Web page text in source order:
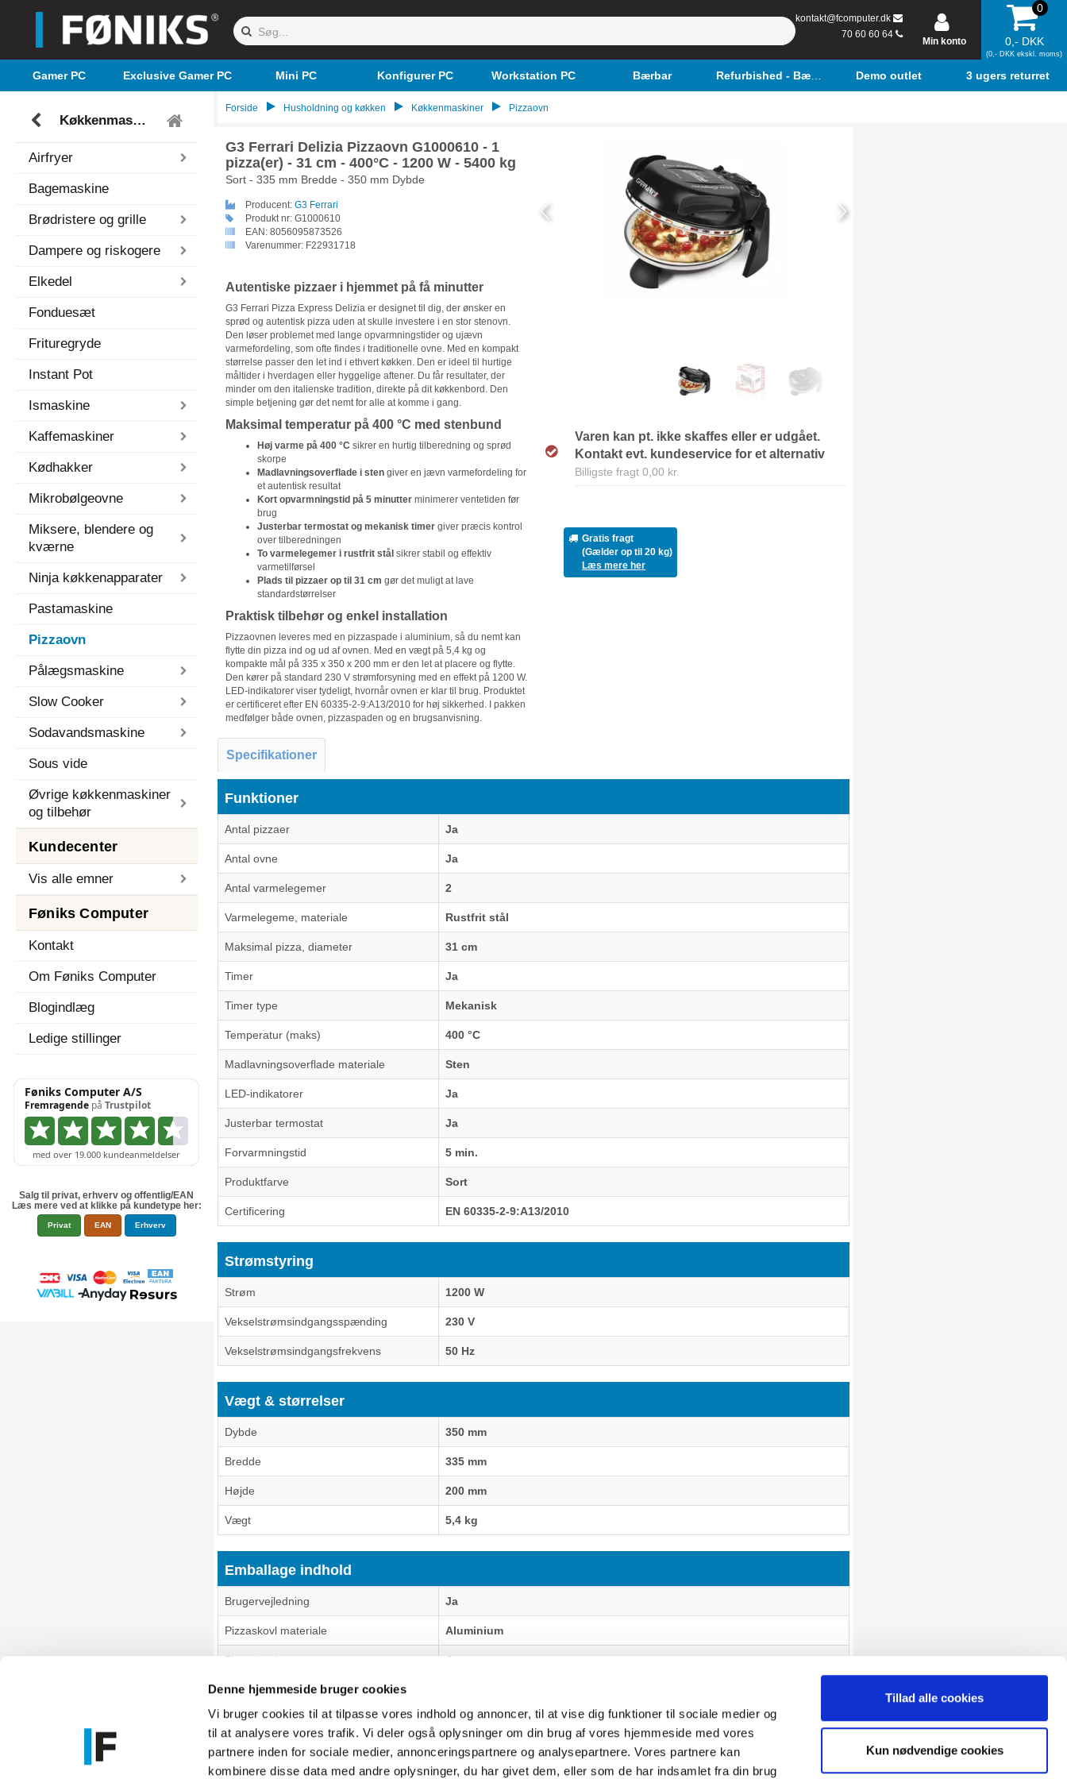
Denne hjemmeside bruger cookies
Vi bruger cookies til at tilpasse vores indhold og annoncer, til at vise dig funktioner til sociale medier og
til at analysere vores trafik. Vi deler også oplysninger om din brug af vores hjemmeside med vores
partnere inden for sociale medier, annonceringspartnere og analysepartnere. Vores partnere kan
kombinere disse data med andre oplysninger, du har givet dem, eller som de har indsamlet fra din brug
Tillad alle cookies
Kun nødvendige cookies
kontakt@fcomputer.dk
70 60 60 64
Min konto
0
0,- DKK
(0,- DKK ekskl. moms)
Gamer PC Exclusive Gamer PC Mini PC Konfigurer PC Workstation PC Bærbar Refurbished - Bærbar Demo outlet 3 ugers returret
Køkkenmaskiner
Airfryer
Bagemaskine
Brødristere og grille
Dampere og riskogere
Elkedel
Fonduesæt
Frituregryde
Instant Pot
Ismaskine
Kaffemaskiner
Kødhakker
Mikrobølgeovne
Miksere, blendere og
kværne
Ninja køkkenapparater
Pastamaskine
Pizzaovn
Pålægsmaskine
Slow Cooker
Sodavandsmaskine
Sous vide
Øvrige køkkenmaskiner
og tilbehør
Kundecenter
Vis alle emner
Føniks Computer
Kontakt
Om Føniks Computer
Blogindlæg
Ledige stillinger
Salg til privat, erhverv og offentlig/EAN
Læs mere ved at klikke på kundetype her:
Privat EAN Erhverv
Forside Husholdning og køkken Køkkenmaskiner Pizzaovn
G3 Ferrari Delizia Pizzaovn G1000610 - 1
pizza(er) - 31 cm - 400°C - 1200 W - 5400 kg
Sort - 335 mm Bredde - 350 mm Dybde
Producent: G3 Ferrari
Produkt nr: G1000610
EAN: 8056095873526
Varenummer: F22931718
Autentiske pizzaer i hjemmet på få minutter
G3 Ferrari Pizza Express Delizia er designet til dig, der ønsker en
sprød og autentisk pizza uden at skulle investere i en stor stenovn.
Den løser problemet med lange opvarmningstider og ujævn
varmefordeling, som ofte findes i traditionelle ovne. Med en kompakt
størrelse passer den let ind i ethvert køkken. Den er ideel til hurtige
måltider i hverdagen eller hyggelige aftener. Du får resultater, der
minder om den italienske tradition, direkte på dit køkkenbord. Den
simple betjening gør det nemt for alle at komme i gang.
Maksimal temperatur på 400 °C med stenbund
Høj varme på 400 °C sikrer en hurtig tilberedning og sprød
skorpe
Madlavningsoverflade i stengiver en jævn varmefordeling for
et autentisk resultat
Kort opvarmningstid på 5 minutterminimerer ventetiden før
brug
Justerbar termostat og mekanisk timergiver præcis kontrol
over tilberedningen
To varmelegemer i rustfrit stål sikrer stabil og effektiv
varmetilførsel
Plads til pizzaer op til 31 cm gør det muligt at lave
standardstørrelser
Praktisk tilbehør og enkel installation
Pizzaovnen leveres med en pizzaspade i aluminium, så du nemt kan
flytte din pizza ind og ud af ovnen. Med en vægt på 5,4 kg og
kompakte mål på 335 x 350 x 200 mm er den let at placere og flytte.
Den kører på standard 230 V strømforsyning med en effekt på 1200 W.
LED-indikatorer viser tydeligt, hvornår ovnen er klar til brug. Produktet
er certificeret efter EN 60335-2-9:A13/2010 for høj sikkerhed. I pakken
medfølger både ovnen, pizzaspaden og en brugsanvisning.
Varen kan pt. ikke skaffes eller er udgået.
Kontakt evt. kundeservice for et alternativ
Billigste fragt 0,00 kr.
Gratis fragt
(Gælder op til 20 kg)
Læs mere her
Specifikationer
Funktioner
Antal pizzaer Ja
Antal ovne Ja
Antal varmelegemer 2
Varmelegeme, materiale Rustfrit stål
Maksimal pizza, diameter 31 cm
Timer Ja
Timer type Mekanisk
Temperatur (maks) 400 °C
Madlavningsoverflade materiale Sten
LED-indikatorer Ja
Justerbar termostat Ja
Forvarmningstid 5 min.
Produktfarve Sort
Certificering EN 60335-2-9:A13/2010
Strømstyring
Strøm 1200 W
Vekselstrømsindgangsspænding 230 V
Vekselstrømsindgangsfrekvens 50 Hz
Vægt & størrelser
Dybde 350 mm
Bredde 335 mm
Højde 200 mm
Vægt 5,4 kg
Emballage indhold
Brugervejledning Ja
Pizzaskovl materiale Aluminium
Pizzaskovl Ja
Føniks Computer Aarhus
CVR.: 26208637
Generelle henvendelser:
kontakt@fcomputer.dk